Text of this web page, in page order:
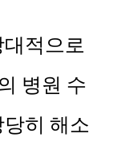
적으로
병원 수
히 해소